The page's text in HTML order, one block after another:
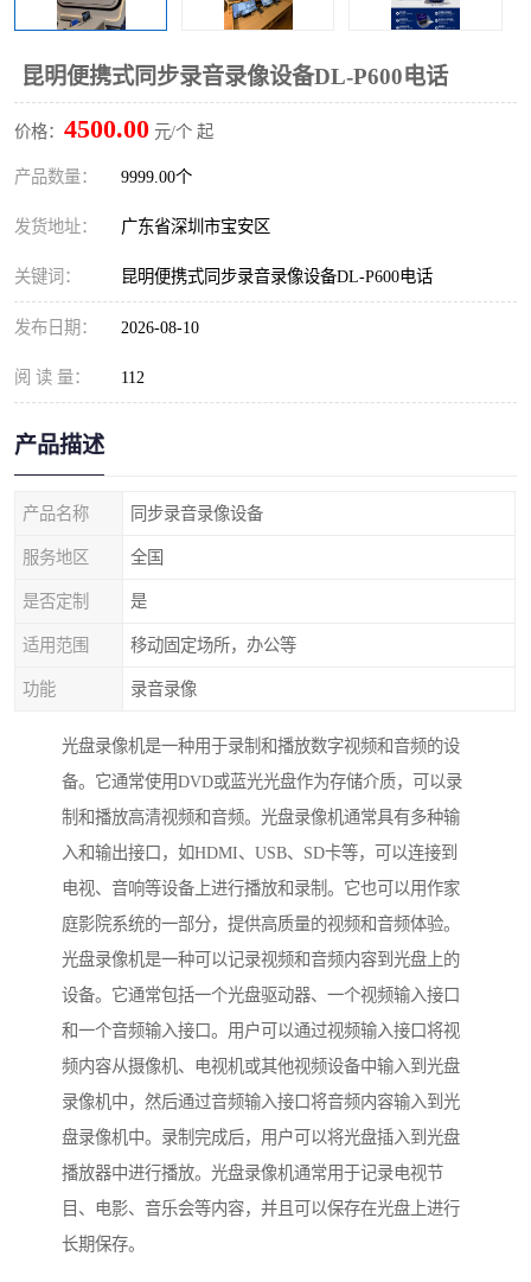
昆明便携式同步录音录像设备DL-P600电话
价格： 4500.00 元/个 起
产品数量： 9999.00个
发货地址： 广东省深圳市宝安区
关键词： 昆明便携式同步录音录像设备DL-P600电话
发布日期： 2026-08-10
阅 读 量： 112
产品描述
产品名称 同步录音录像设备
服务地区 全国
是否定制 是
适用范围 移动固定场所，办公等
功能 录音录像
光盘录像机是一种用于录制和播放数字视频和音频的设
备。它通常使用DVD或蓝光光盘作为存储介质，可以录
制和播放高清视频和音频。光盘录像机通常具有多种输
入和输出接口，如HDMI、USB、SD卡等，可以连接到
电视、音响等设备上进行播放和录制。它也可以用作家
庭影院系统的一部分，提供高质量的视频和音频体验。
光盘录像机是一种可以记录视频和音频内容到光盘上的
设备。它通常包括一个光盘驱动器、一个视频输入接口
和一个音频输入接口。用户可以通过视频输入接口将视
频内容从摄像机、电视机或其他视频设备中输入到光盘
录像机中，然后通过音频输入接口将音频内容输入到光
盘录像机中。录制完成后，用户可以将光盘插入到光盘
播放器中进行播放。光盘录像机通常用于记录电视节
目、电影、音乐会等内容，并且可以保存在光盘上进行
长期保存。